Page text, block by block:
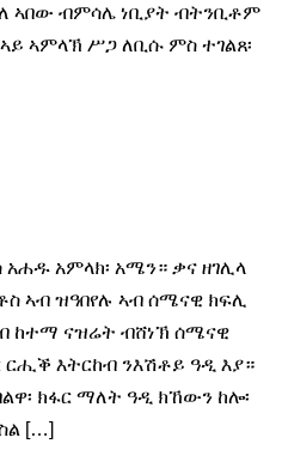
ኣበው ብምሳሌ ነቢያት ብትንቢቶም
ኣምላኽ ሥጋ ለቢሱ ምስ ተገልጸ፡
አምላክ፡ አሜን። ቃና ዘገሊላ
ኣብ ዝዓበየሉ ኣብ ሰሜናዊ ክፍሊ
ከተማ ናዝሬት ብሸነኽ ሰሜናዊ
እትርከብ ንእሽቶይ ዓዲ እያ።
ክፋር ማለት ዓዲ ክኸውን ከሎ፡
[…]